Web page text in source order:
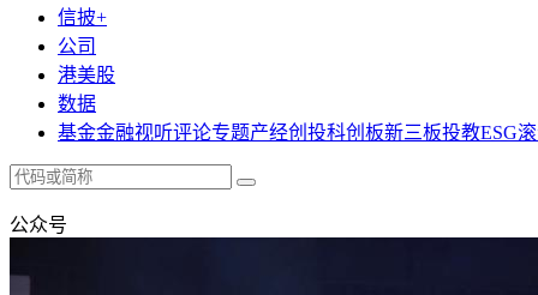
信披+
公司
港美股
数据
基金金融视听评论专题产经创投科创板新三板投教ESG
公众号